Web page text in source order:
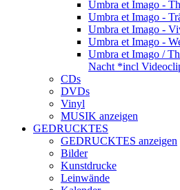
Umbra et Imago -
Umbra et Imago -
Umbra et Imago -
Umbra et Imago -
Umbra et Imago /
Nacht *incl
CDs
DVDs
Vinyl
MUSIK anzeigen
GEDRUCKTES
GEDRUCKTES anzeigen
Bilder
Kunstdrucke
Leinwände